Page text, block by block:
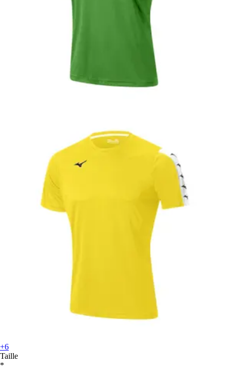
+6
Taille
*